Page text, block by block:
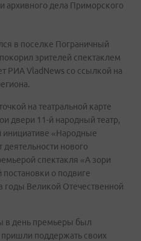
архивного дела Приморского
в поселке Пограничный
зрителей спектаклем
РИА VladNews со ссылкой на
на театральной карте
двери 11-й народный театр,
инициативе «Народные
нового
спектакля «А зори
постановки о подвиге
годы Великой Отечественной
в день премьеры был
поддержать своих